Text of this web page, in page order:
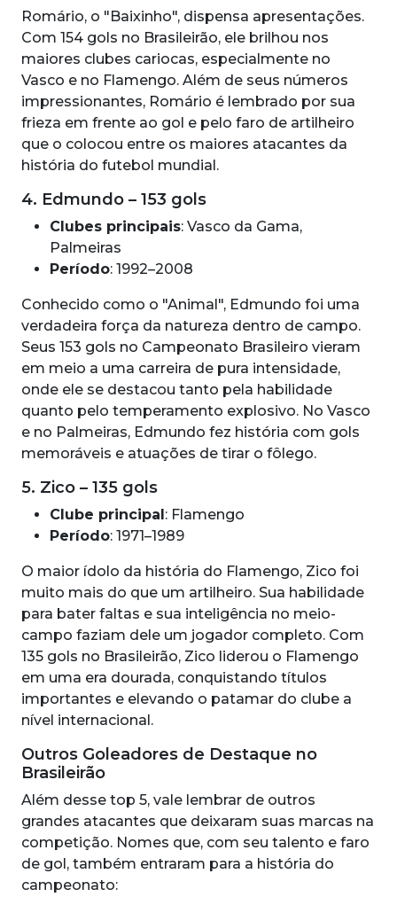
Romário, o "Baixinho", dispensa apresentações.
Com 154 gols no Brasileirão, ele brilhou nos
maiores clubes cariocas, especialmente no
Vasco e no Flamengo. Além de seus números
impressionantes, Romário é lembrado por sua
frieza em frente ao gol e pelo faro de artilheiro
que o colocou entre os maiores atacantes da
história do futebol mundial.
4. Edmundo – 153 gols
Clubes principais: Vasco da Gama,
Palmeiras
Período: 1992–2008
Conhecido como o "Animal", Edmundo foi uma
verdadeira força da natureza dentro de campo.
Seus 153 gols no Campeonato Brasileiro vieram
em meio a uma carreira de pura intensidade,
onde ele se destacou tanto pela habilidade
quanto pelo temperamento explosivo. No Vasco
e no Palmeiras, Edmundo fez história com gols
memoráveis e atuações de tirar o fôlego.
5. Zico – 135 gols
Clube principal: Flamengo
Período: 1971–1989
O maior ídolo da história do Flamengo, Zico foi
muito mais do que um artilheiro. Sua habilidade
para bater faltas e sua inteligência no meio-
campo faziam dele um jogador completo. Com
135 gols no Brasileirão, Zico liderou o Flamengo
em uma era dourada, conquistando títulos
importantes e elevando o patamar do clube a
nível internacional.
Outros Goleadores de Destaque no
Brasileirão
Além desse top 5, vale lembrar de outros
grandes atacantes que deixaram suas marcas na
competição. Nomes que, com seu talento e faro
de gol, também entraram para a história do
campeonato: